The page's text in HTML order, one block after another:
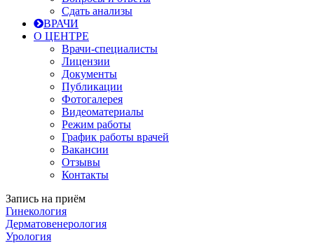
Сдать анализы
ВРАЧИ
О ЦЕНТРЕ
Врачи-специалисты
Лицензии
Документы
Публикации
Фотогалерея
Видеоматериалы
Режим работы
График работы врачей
Вакансии
Отзывы
Контакты
Запись на приём
Гинекология
Дерматовенерология
Урология